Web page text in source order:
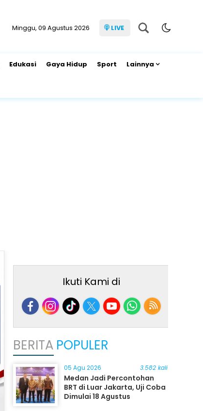
Minggu, 09 Agustus 2026 LIVE
Edukasi Gaya Hidup Sport Lainnya
Ikuti Kami di
BERITA POPULER
05 Agu 2026 3.582 kali
Medan Jadi Percontohan
BRT di Luar Jakarta, Uji Coba
Dimulai 18 Agustus